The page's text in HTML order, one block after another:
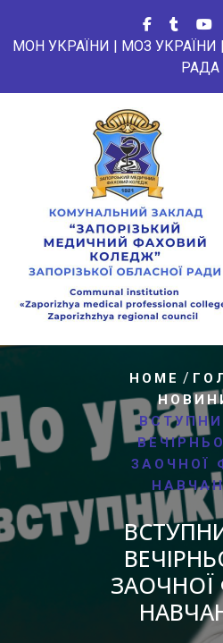
вмісту
МОН УКРАЇНИ | МОЗ УКРАЇНИ |
РАДА
HOME /
ЗАОЧНОЇ